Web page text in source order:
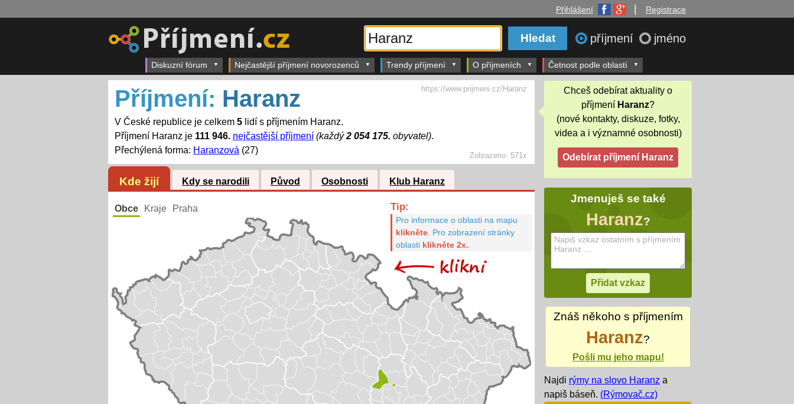
Přihlášení Registrace
příjmení jméno
Diskuzní fórum Nejčastější příjmení novorozenců Trendy příjmení O příjmeních Četnost podle oblastí
Zobrazeno: 571x
Příjmení: Haranz
V České republice je celkem 5lidí s příjmením Haranz.
Příjmení Haranz je 111 946. nejčastější příjmení (každý2 054 175. obyvatel).
Přechýlená forma: Haranzová (27)
https://www.prijmeni.cz/Haranz
Kde žijí Kdy se narodili Původ Osobnosti Klub Haranz
Obce Kraje Praha Tip:
Pro informace o oblasti na mapu
klikněte. Pro zobrazení stránky
oblasti klikněte 2x.
Chceš odebírat aktuality o
příjmení Haranz?
(nové kontakty, diskuze, fotky,
videa a i významné osobnosti)
Jmenuješ se také
Haranz?
Znáš někoho s příjmením
Haranz?
Pošli mu jeho mapu!
Najdi rýmy na slovo Haranz a
napiš báseň. (Rýmovač.cz)